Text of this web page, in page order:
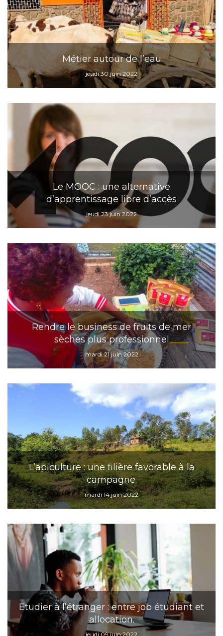
Métier autour de l’eau
jeudi 30 juin 2022
Le MOOC : une alternative
d’apprentissage libre d’accès
jeudi 23 juin 2022
Rendre le business de fruits de mer
sèches plus professionnel
mardi 21 juin 2022
L’apiculture : une filière favorable à la
campagne.
mardi 14 juin 2022
Etudier à l’étranger : entre job étudiant et
allocation.
jeudi 09 juin 2022